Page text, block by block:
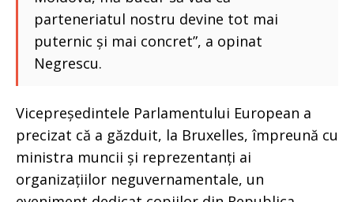
parteneriatul nostru devine tot mai
puternic și mai concret”, a opinat
Negrescu.
Vicepreședintele Parlamentului European a
precizat că a găzduit, la Bruxelles, împreună cu
ministra muncii și reprezentanți ai
organizațiilor neguvernamentale, un